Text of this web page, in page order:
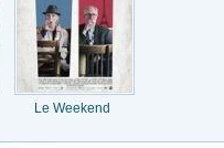
Le Weekend